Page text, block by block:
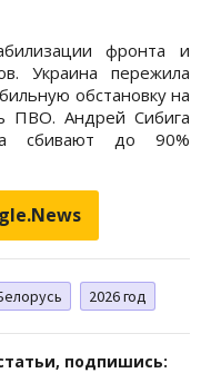
фронта и
Украина пережила
обстановку на
ПВО. Андрей Сибига
сбивают до 90%
2026 год
подпишись: